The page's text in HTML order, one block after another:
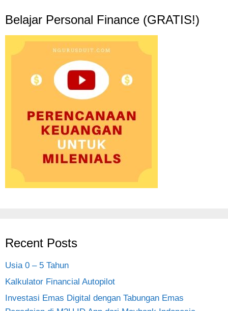
Belajar Personal Finance (GRATIS!)
Recent Posts
Usia 0 – 5 Tahun
Kalkulator Financial Autopilot
Investasi Emas Digital dengan Tabungan Emas